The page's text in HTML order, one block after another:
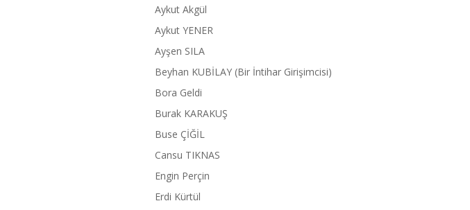
Aykut Akgül
Aykut YENER
Ayşen SILA
Beyhan KUBİLAY (Bir İntihar Girişimcisi)
Bora Geldi
Burak KARAKUŞ
Buse ÇİĞİL
Cansu TIKNAS
Engin Perçin
Erdi Kürtül